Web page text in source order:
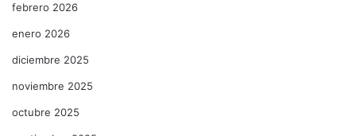
febrero 2026
enero 2026
diciembre 2025
noviembre 2025
octubre 2025